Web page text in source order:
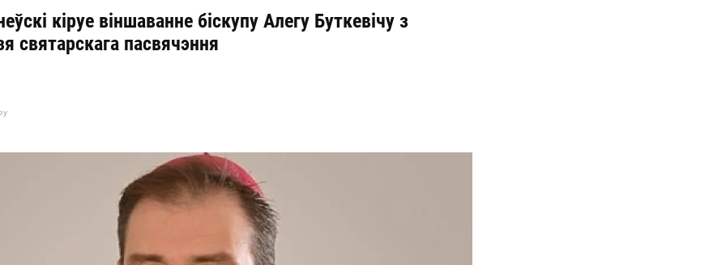
кіруе віншаванне біскупу Алегу Буткевічу з
святарскага пасвячэння